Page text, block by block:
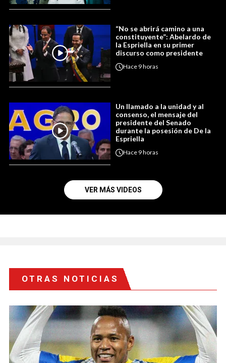
“No se abrirá camino a una
constituyente”: Abelardo de
la Espriella en su primer
discurso como presidente
Hace 9 horas
Un llamado a la unidad y al
consenso, el mensaje del
presidente del Senado
durante la posesión de De la
Espriella
Hace 9 horas
VER MÁS VIDEOS
OTRAS NOTICIAS